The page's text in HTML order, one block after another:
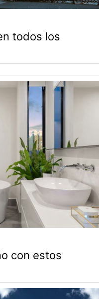
todos los
con estos